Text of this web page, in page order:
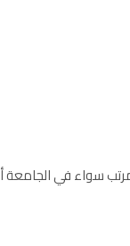
سواء في الجامعة أو